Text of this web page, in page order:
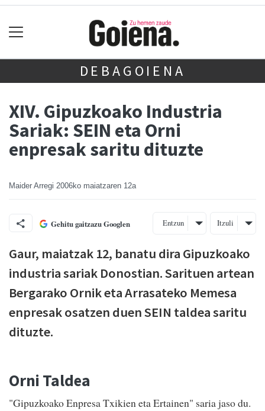
DEBAGOIENA
XIV. Gipuzkoako Industria
Sariak: SEIN eta Orni
enpresak saritu dituzte
Maider Arregi 2006ko maiatzaren 12a
Gehitu gaitzazu Googlen Entzun Itzuli
Gaur, maiatzak 12, banatu dira Gipuzkoako
industria sariak Donostian. Sarituen artean
Bergarako Ornik eta Arrasateko Memesa
enpresak osatzen duen SEIN taldea saritu
dituzte.
Orni Taldea
"Gipuzkoako Enpresa Txikien eta Ertainen" saria jaso du.